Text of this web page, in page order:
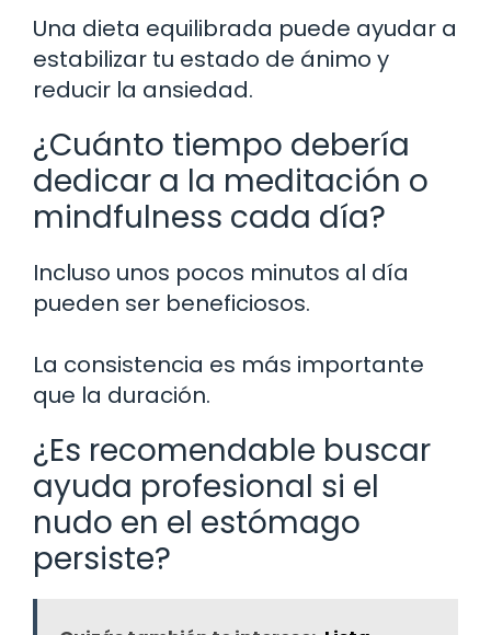
Una dieta equilibrada puede ayudar a
estabilizar tu estado de ánimo y
reducir la ansiedad.
¿Cuánto tiempo debería
dedicar a la meditación o
mindfulness cada día?
Incluso unos pocos minutos al día
pueden ser beneficiosos.
La consistencia es más importante
que la duración.
¿Es recomendable buscar
ayuda profesional si el
nudo en el estómago
persiste?